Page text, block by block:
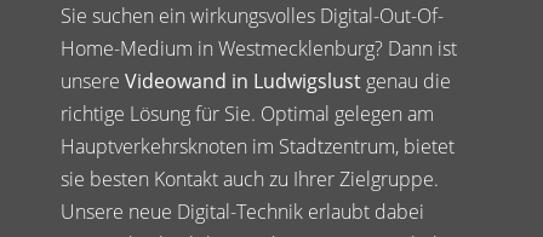
Sie suchen ein wirkungsvolles Digital-Out-Of-
Home-Medium in Westmecklenburg? Dann ist
unsere Videowand in Ludwigslust genau die
richtige Lösung für Sie. Optimal gelegen am
Hauptverkehrsknoten im Stadtzentrum, bietet
sie besten Kontakt auch zu Ihrer Zielgruppe.
Unsere neue Digital-Technik erlaubt dabei